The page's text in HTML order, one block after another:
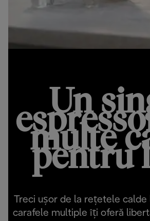
Un
multe
pentru
Treci ușor de la rețetele
carafele multiple îți oferă